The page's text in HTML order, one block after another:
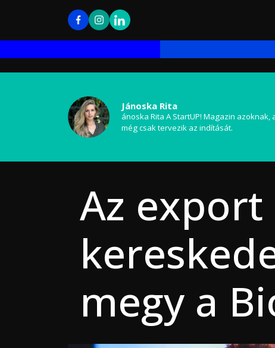
Jánoska Rita
ánoska Rita A StartUP! Magazin
még csak tervezik az indítását.
Az
megy a